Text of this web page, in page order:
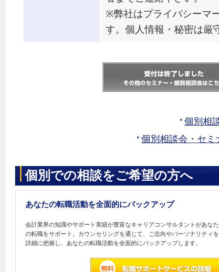
※弊社はプライバシーマ
す。個人情報・秘密は厳
個別相
個別相談会・セミ
個別での相談をご希望の方へ
あなたの転職活動を全面的にバックアップ
会計業界の知識やサポート実績が豊富なキャリアコンサルタントがあなた
の転職をサポート。カウンセリングを通じて、ご志向やパーソナリティを
詳細に把握し、あなたの転職活動を全面的にバックアップします。